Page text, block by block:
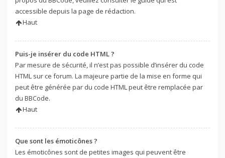
accessible depuis la page de rédaction.
Haut
Puis-je insérer du code HTML ?
Par mesure de sécurité, il n’est pas possible d’insérer du code
HTML sur ce forum. La majeure partie de la mise en forme qui
peut être générée par du code HTML peut être remplacée par
du BBCode.
Haut
Que sont les émoticônes ?
Les émoticônes sont de petites images qui peuvent être